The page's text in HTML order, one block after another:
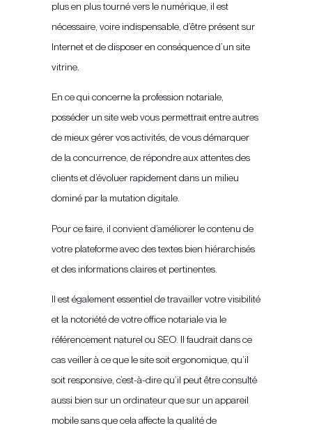
plus en plus tourné vers le numérique, il est
nécessaire, voire indispensable, d’être présent sur
Internet et de disposer en conséquence d’un site
vitrine.
En ce qui concerne la profession notariale,
posséder un site web vous permettrait entre autres
de mieux gérer vos activités, de vous démarquer
de la concurrence, de répondre aux attentes des
clients et d’évoluer rapidement dans un milieu
dominé par la mutation digitale.
Pour ce faire, il convient d’améliorer le contenu de
votre plateforme avec des textes bien hiérarchisés
et des informations claires et pertinentes.
Il est également essentiel de travailler votre visibilité
et la notoriété de votre office notariale via le
référencement naturel ou SEO. Il faudrait dans ce
cas veiller à ce que le site soit ergonomique, qu’il
soit responsive, c’est-à-dire qu’il peut être consulté
aussi bien sur un ordinateur que sur un appareil
mobile sans que cela affecte la qualité de